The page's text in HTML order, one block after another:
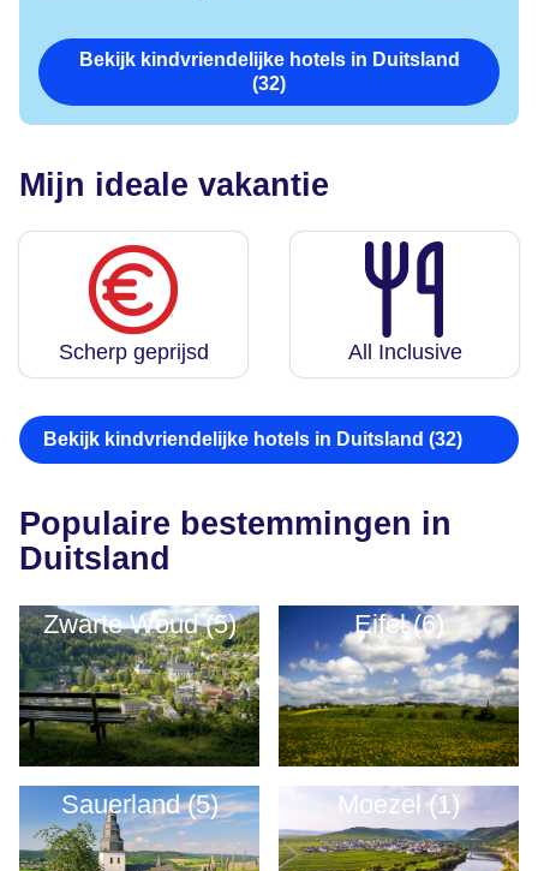
Bekijk kindvriendelijke hotels in Duitsland
(32)
Mijn ideale vakantie
Scherp geprijsd All Inclusive
Bekijk kindvriendelijke hotels in Duitsland (32)
Populaire bestemmingen in
Duitsland
Zwarte Woud (5) Eifel (6)
Sauerland (5) Moezel (1)